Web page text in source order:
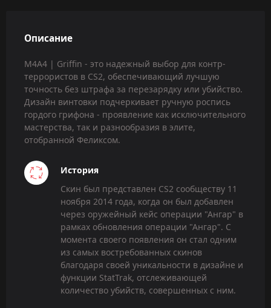
Описание
M4A4 | Griffin - это надежный выбор для контр-
террористов в CS2, обеспечивающий лучшую
точность без штрафа за перезарядку или убийство.
Дизайн винтовки подчеркивает ручную роспись
гордого грифона - проявление как исключительного
мастерства, так и разнообразия в элите,
отобранной Феликсом.
История
Скин был представлен CS2 сообществу 11
ноября 2014 года, когда он был добавлен
через оружейный кейс операции "Ангар" в
рамках обновления операции "Ангар". С
момента своего появления он стал одним
из самых востребованных скинов
благодаря своей уникальности в дизайне и
функции StatTrak, отслеживающей
количество убийств, совершенных с ним.